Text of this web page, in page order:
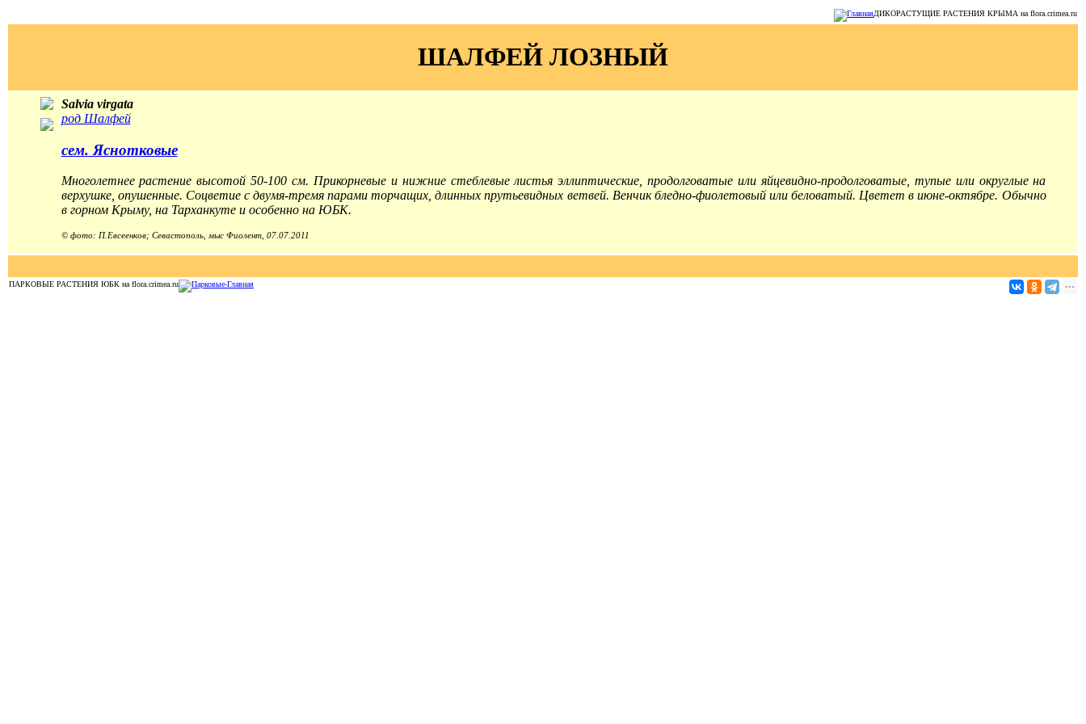
ДИКОРАСТУЩИЕ РАСТЕНИЯ КРЫМА на flora.crimea.ru
ШАЛФЕЙ ЛОЗНЫЙ
Salvia virgata
род Шалфей
сем. Яснотковые
Многолетнее растение высотой 50-100 см. Прикорневые и нижние стеблевые листья эллиптические, продолговатые или яйцевидно-продолговатые, тупые или округлые на
верхушке, опушенные. Соцветие с двумя-тремя парами торчащих, длинных прутьевидных ветвей. Венчик бледно-фиолетовый или беловатый. Цветет в июне-октябре. Обычно
в горном Крыму, на Тарханкуте и особенно на ЮБК.
© фото: П.Евсеенков; Севастополь, мыс Фиолент, 07.07.2011
ПАРКОВЫЕ РАСТЕНИЯ ЮБК на flora.crimea.ru